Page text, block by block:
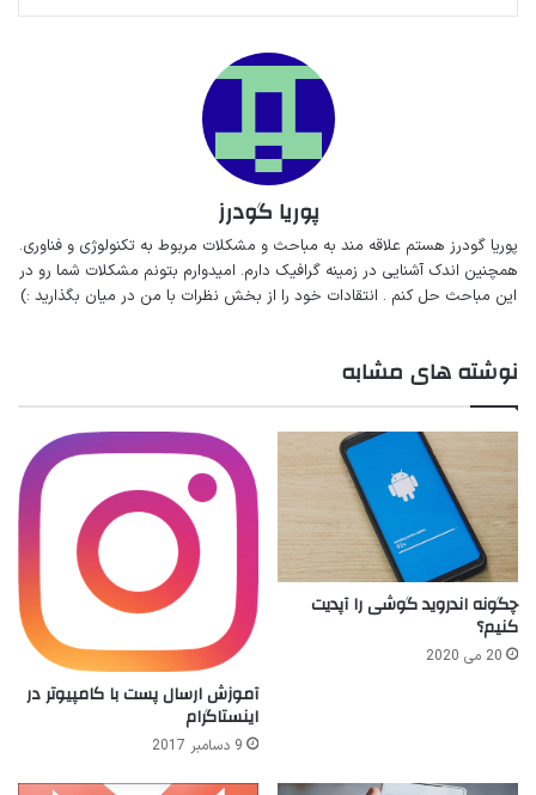
پوریا گودرز
پوریا گودرز هستم‌ علاقه مند به مباحث‌ و‌‌ مشکلات مربوط به تکنولوژی و فناوری.
همچنین اندک آشنایی در زمینه گرافیک دارم. امیدوارم بتونم مشکلات شما رو در
این مباحث حل کنم . انتقادات خود را از بخش نظرات با من در میان بگذارید :)
نوشته های مشابه
چگونه اندروید گوشی را آپدیت
کنیم؟
20 می 2020
آموزش ارسال پست با کامپیوتر در
اینستاگرام
9 دسامبر 2017